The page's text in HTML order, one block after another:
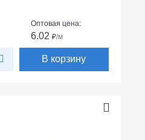
Оптовая цена:
6.02 ₽/м
В корзину